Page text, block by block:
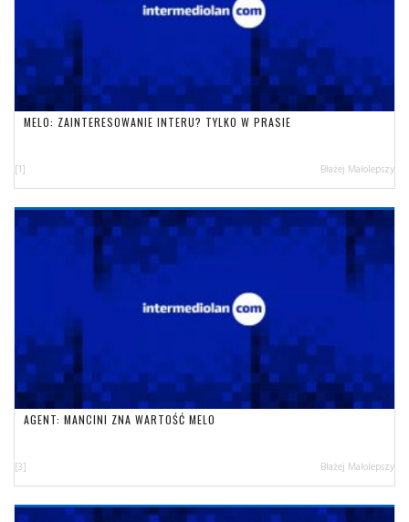
MELO: ZAINTERESOWANIE INTERU? TYLKO W PRASIE
[1] Błażej Małolepszy
AGENT: MANCINI ZNA WARTOŚĆ MELO
[3] Błażej Małolepszy